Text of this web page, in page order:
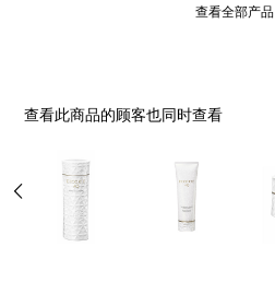
查看全部产品
查看此商品的顾客也同时查看